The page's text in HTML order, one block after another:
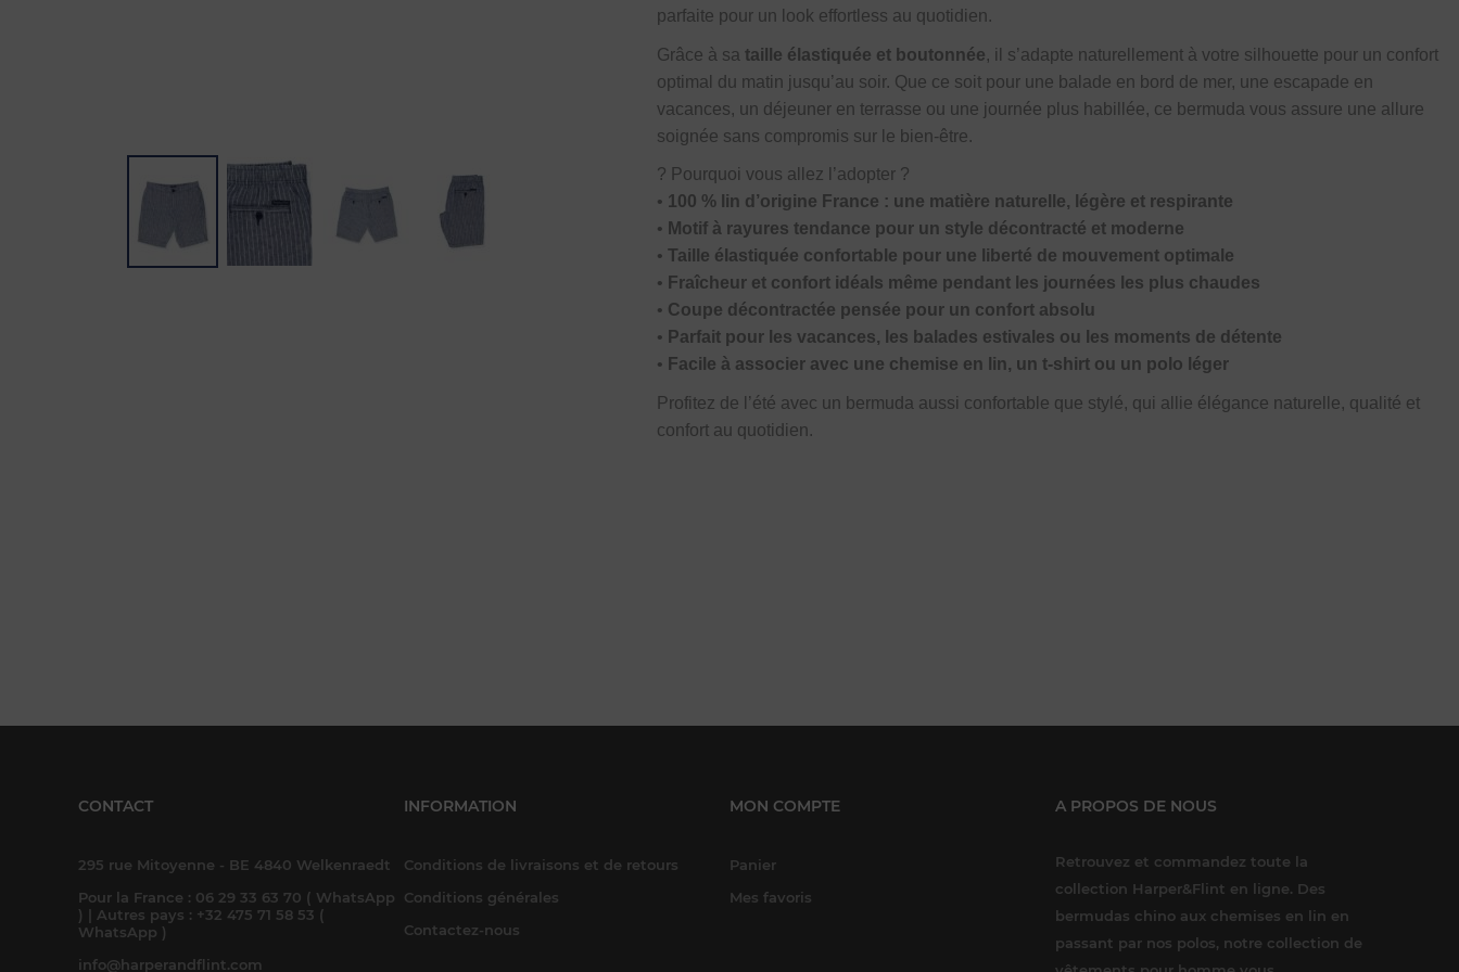
parfaite pour un look effortless au quotidien.
Grâce à sataille élastiquée et boutonnée, il s’adapte naturellement à votre silhouette pour un confort
optimal du matin jusqu’au soir. Que ce soit pour une balade en bord de mer, une escapade en
vacances, un déjeuner en terrasse ou une journée plus habillée, ce bermuda vous assure une allure
soignée sans compromis sur le bien-être.
? Pourquoi vous allez l’adopter ?
• 100 % lin d’origine France : une matière naturelle, légère et respirante
• Motif à rayures tendance pour un style décontracté et moderne
•Taille élastiquée confortable pour une liberté de mouvement optimale
• Fraîcheur et confort idéals même pendant les journées les plus chaudes
• Coupe décontractée pensée pour un confort absolu
• Parfait pour les vacances, les balades estivales ou les moments de détente
• Facile à associer avec une chemise en lin, un t-shirt ou un polo léger
Profitez de l’été avec un bermuda aussi confortable que stylé, qui allie élégance naturelle, qualité et
confort au quotidien.
CONTACT
295 rue Mitoyenne - BE 4840 Welkenraedt
Pour la France : 06 29 33 63 70 ( WhatsApp
) | Autres pays : +32 475 71 58 53 (
WhatsApp )
info@harperandflint.com
INFORMATION
Conditions de livraisons et de retours
Conditions générales
Contactez-nous
MON COMPTE
Panier
Mes favoris
A PROPOS DE NOUS
Retrouvez et commandez toute la
collection Harper&Flint en ligne. Des
bermudas chino aux chemises en lin en
passant par nos polos, notre collection de